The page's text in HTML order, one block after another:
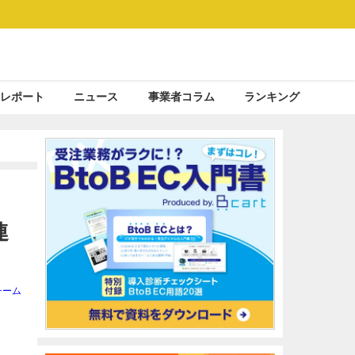
ポート ニュース 事業者コラム ランキング
ム